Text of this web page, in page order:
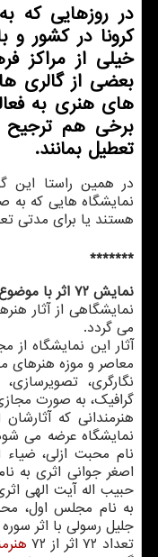
در روزهایی كه
كرونا در كشور و
خیلی از مراكز
بعضی از گالری
های هنری به
برخی هم ترجیح
تعطیل بمانند.
در همین راستا این
نمایشگاه هایی که به
هستند یا برای مدتی
*******
نمایش ۷۲ اثر با موضوع پیامبر اسلام(ص)
نمایشگاهی از آثار
می گردد.
آثار این نمایشگاه
معاصر و موزه هنرهای
نگارگری،
گرافیک، به صورت
هنرمندانی که
نمایشگاه عرضه می شود
نام محبت ازلی، ضیاء
اصغر جوانی اثری به
حبیب اله آیت الهی
به نام مجلس اول،
جلیل رسولی با اثر
تعداد ۷۲ اثر از ۷۲